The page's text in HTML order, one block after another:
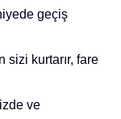
geçiş
sizi kurtarır, fare
ve